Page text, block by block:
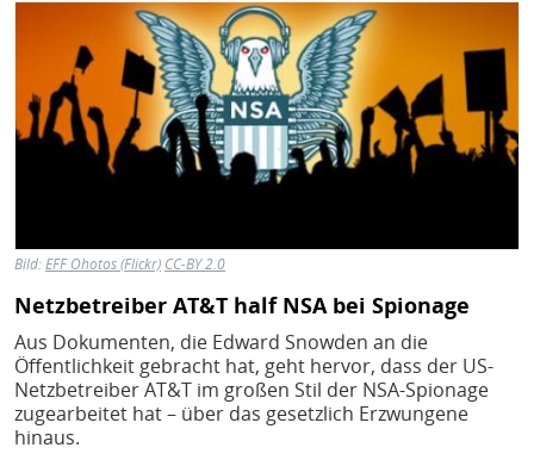
Bild:EFF Ohotos (Flickr) CC-BY 2.0
Netzbetreiber AT&T half NSA bei Spionage
Aus Dokumenten, die Edward Snowden an die
Öffentlichkeit gebracht hat, geht hervor, dass der US-
Netzbetreiber AT&T im großen Stil der NSA-Spionage
zugearbeitet hat – über das gesetzlich Erzwungene
hinaus.